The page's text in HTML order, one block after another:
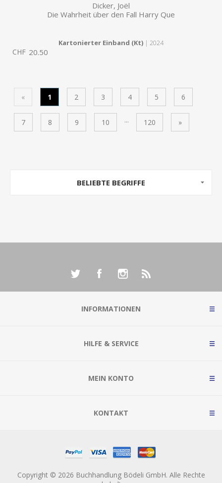
Dicker, Joël
Die Wahrheit über den Fall Harry Que
Kartonierter Einband (Kt) | 2024
CHF 20.50
« 1 2 3 4 5 6
7 8 9 10 ... 120 »
BELIEBTE BEGRIFFE
INFORMATIONEN
HILFE & SERVICE
MEIN KONTO
KONTAKT
Copyright © 2026 Buchhandlung Bödeli GmbH. Alle Rechte